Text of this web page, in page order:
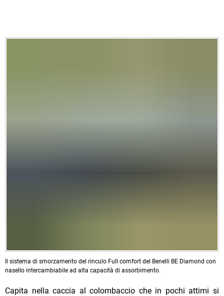
Il sistema di smorzamento del rinculo Full comfort del Benelli BE Diamond con
nasello intercambiabile ad alta capacità di assorbimento.
Capita nella caccia al colombaccio che in pochi attimi si